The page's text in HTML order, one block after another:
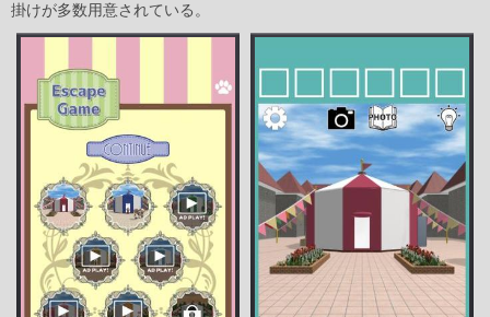
掛けが多数用意されている。